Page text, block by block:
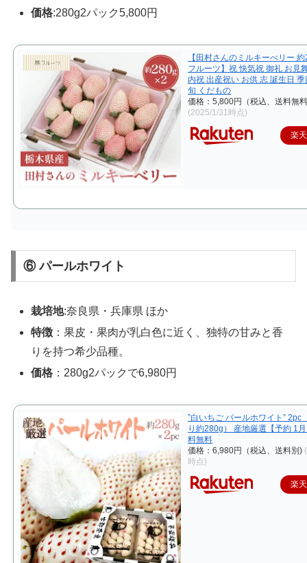
価格:280g2パック5,800円
【田村さんのミルキーべリー
フルーツ】祝 快気祝 御礼 お見
内祝 出産祝い お供 志 誕生日
旬 くだもの
価格：5,800円（税込、送料無
(2025/1/31時点)
楽
⑥ パールホワイト
栽培地:奈良県・兵庫県 ほか
特徴 ：果皮・果肉が乳白色に近く、独特の甘みと香
りを持つ希少品種。
価格 ：280g2パックで6,980円
”白いちご パールホワイト” 2pc
り約280g） 産地厳選【予約 1
料無料
価格：6,980円（税込、送料別)
時点)
楽